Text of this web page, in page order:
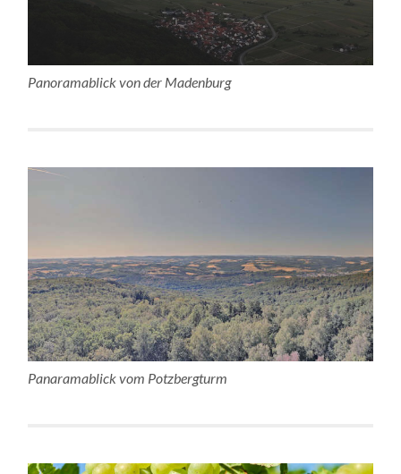
Panoramablick von der Madenburg
Panaramablick vom Potzbergturm